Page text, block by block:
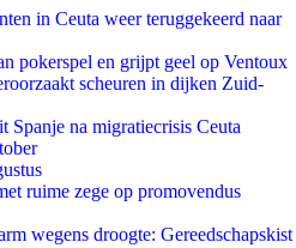
in Ceuta weer teruggekeerd naar
pokerspel en grijpt geel op Ventoux
scheuren in dijken Zuid-
Spanje na migratiecrisis Ceuta
ruime zege op promovendus
wegens droogte: Gereedschapskist